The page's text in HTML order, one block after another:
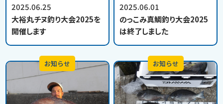
2025.06.25
大裕丸チヌ釣り大会2025を
開催します
2025.06.01
のっこみ真鯛釣り大会2025
は終了しました
お知らせ お知らせ